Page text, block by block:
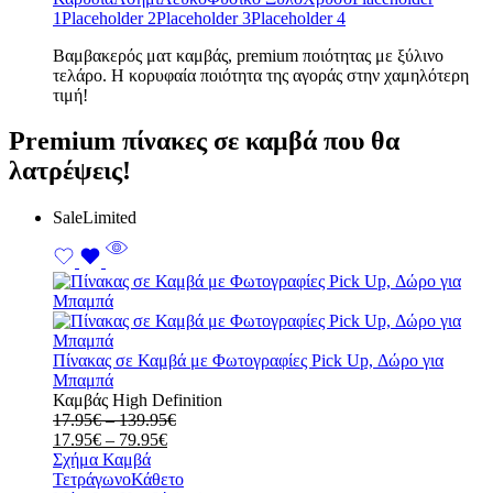
1Placeholder 2Placeholder 3Placeholder 4
Bαμβακερός ματ καμβάς, premium ποιότητας με ξύλινο
τελάρο. Η κορυφαία ποιότητα της αγοράς στην χαμηλότερη
τιμή!
Premium πίνακες σε καμβά που θα
λατρέψεις!
SaleLimited
Πίνακας σε Καμβά με Φωτογραφίες Pick Up, Δώρο για
Μπαμπά
Καμβάς High Definition
17.95€ – 139.95€Price
through
17.95€ – 79.95€Price
17.95€
Σχήμα Καμβά
ΤετράγωνοΚάθετο